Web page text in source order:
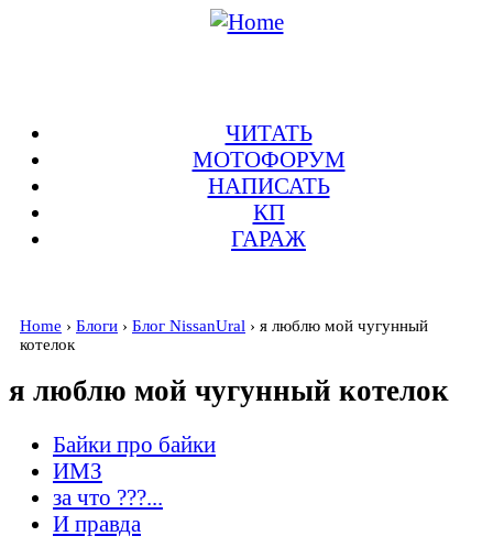
ЧИТАТЬ
МОТОФОРУМ
НАПИСАТЬ
КП
ГАРАЖ
Home › Блоги › Блог NissanUral › я люблю мой чугунный
котелок
я люблю мой чугунный котелок
Байки про байки
ИМЗ
за что ???...
И правда